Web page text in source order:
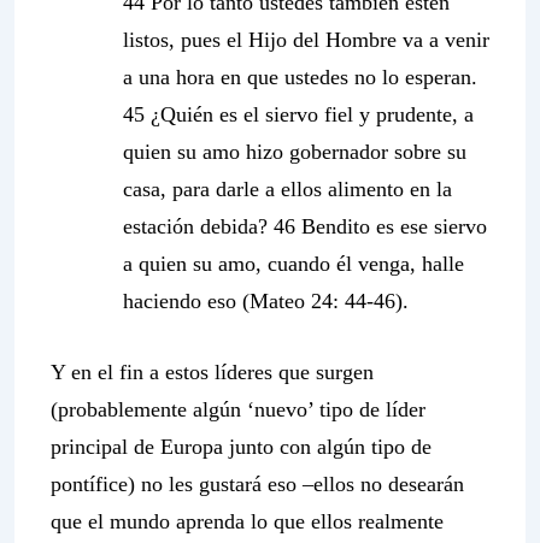
listos, pues el Hijo del Hombre va a venir
a una hora en que ustedes no lo esperan.
45 ¿Quién es el siervo fiel y prudente, a
quien su amo hizo gobernador sobre su
casa, para darle a ellos alimento en la
estación debida? 46 Bendito es ese siervo
a quien su amo, cuando él venga, halle
haciendo eso (Mateo 24: 44-46).
Y en el fin a estos líderes que surgen
(probablemente algún ‘nuevo’ tipo de líder
principal de Europa junto con algún tipo de
pontífice) no les gustará eso –ellos no desearán
que el mundo aprenda lo que ellos realmente